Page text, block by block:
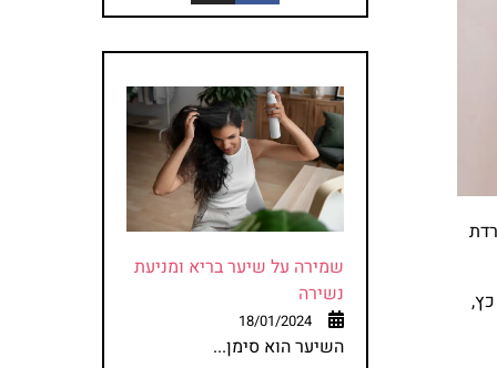
שמירה על שיער בריא ומניעת
נשירה
18/01/2024
השיער הוא סימן...